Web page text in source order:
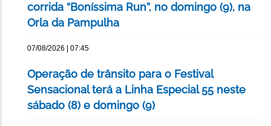
corrida “Boníssima Run”, no domingo (9), na
Orla da Pampulha
07/08/2026 | 07:45
Operação de trânsito para o Festival
Sensacional terá a Linha Especial 55 neste
sábado (8) e domingo (9)